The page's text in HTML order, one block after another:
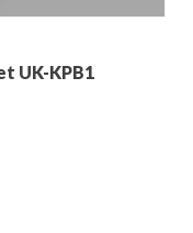
UK-KPB1